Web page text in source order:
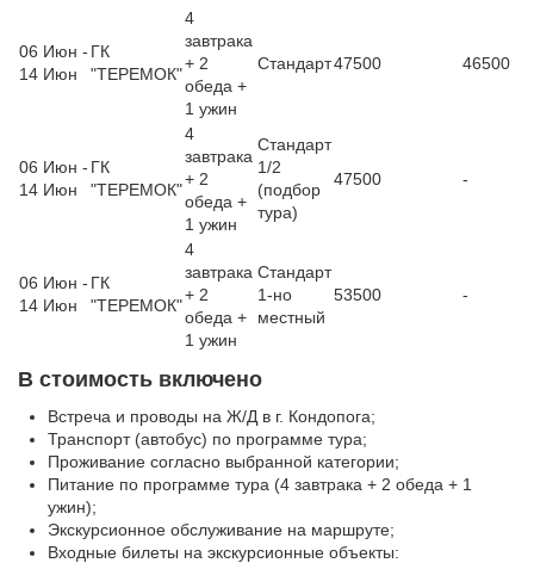
06 Июн -
14 Июн
ГК
"ТЕРЕМОК"
4
завтрака
+ 2
обеда +
1 ужин
Стандарт47500 46500
06 Июн -
14 Июн
ГК
"ТЕРЕМОК"
4
завтрака
+ 2
обеда +
1 ужин
Стандарт
1/2
(подбор
тура)
47500 -
06 Июн -
14 Июн
ГК
"ТЕРЕМОК"
4
завтрака
+ 2
обеда +
1 ужин
Стандарт
1-но
местный
53500 -
В стоимость включено
Встреча и проводы на Ж/Д в г. Кондопога;
Транспорт (автобус) по программе тура;
Проживание согласно выбранной категории;
Питание по программе тура (4 завтрака + 2 обеда + 1
ужин);
Экскурсионное обслуживание на маршруте;
Входные билеты на экскурсионные объекты: